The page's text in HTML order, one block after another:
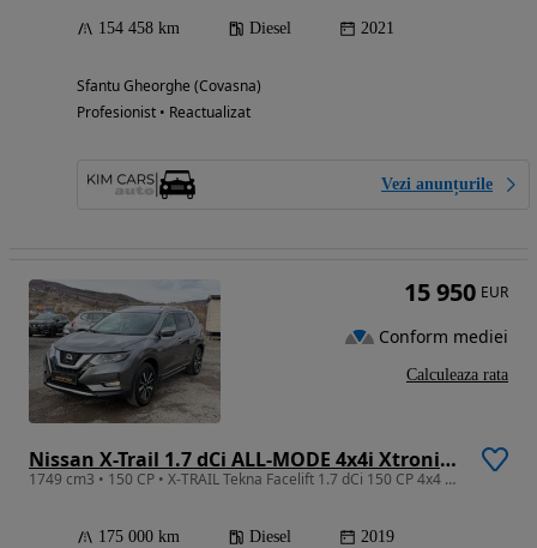
154 458 km Diesel 2021
Sfantu Gheorghe (Covasna)
Profesionist • Reactualizat
Vezi anunțurile
Nissan X-Trail 1.7 dCi ALL-MODE 4x4i Xtronic Tekna
1749 cm3 • 150 CP • X-TRAIL Tekna Facelift 1.7 dCi 150 CP 4x4 X-Tronic EURO6 Rate/Garantie
175 000 km Diesel 2019
15 950 EUR
Conform mediei
Calculeaza rata